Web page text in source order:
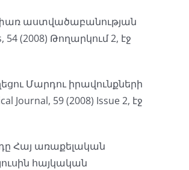
աստվածաբանության
54 (2008) Թողարկում 2, էջ
Մարդու իրավունքների
Journal, 59 (2008) Issue 2, էջ
Հայ առաքելական
հայկական